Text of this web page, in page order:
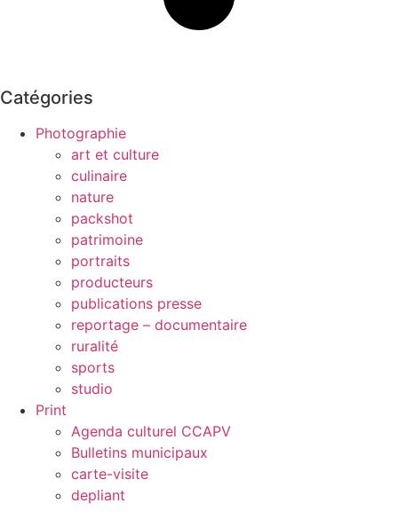
Catégories
Photographie
art et culture
culinaire
nature
packshot
patrimoine
portraits
producteurs
publications presse
reportage – documentaire
ruralité
sports
studio
Print
Agenda culturel CCAPV
Bulletins municipaux
carte-visite
depliant